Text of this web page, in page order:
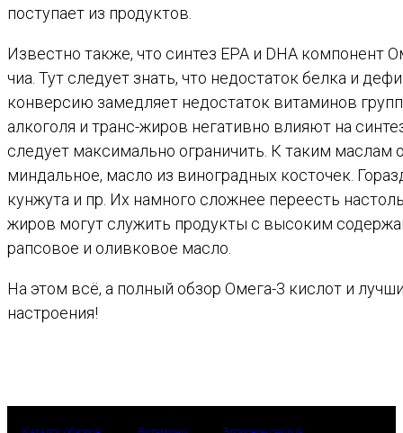
поступает из продуктов.
Известно также, что синтез EPA и DHA компонент
чиа. Тут следует знать, что недостаток белка и
конверсию замедляет недостаток витаминов
алкоголя и транс-жиров негативно влияют на
следует максимально ограничить. К таким маслам
миндальное, масло из виноградных косточек.
кунжута и пр. Их намного сложнее переесть
жиров могут служить продукты с высоким
рапсовое и оливковое масло.
На этом всё, а полный обзор Омега-3 кислот и
настроения!